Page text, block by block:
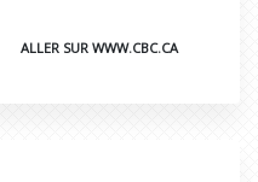
ALLER SUR WWW.CBC.CA